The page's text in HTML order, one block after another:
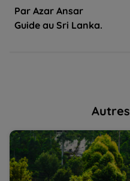
Par Azar Ansar
Guide au Sri Lanka.
Sri Lanka : une destination
La Balaguère